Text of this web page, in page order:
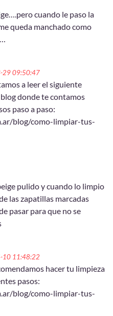
cuando le paso la
queda manchado como
29 09:50:47
a leer el siguiente
donde te contamos
paso a paso:
blog/como-limpiar-tus-
pulido y cuando lo limpio
las zapatillas marcadas
pasar para que no se
10 11:48:22
hacer tu limpieza
pasos:
blog/como-limpiar-tus-